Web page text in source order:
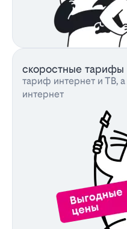
скоростные тарифы
тариф интернет и ТВ,
интернет